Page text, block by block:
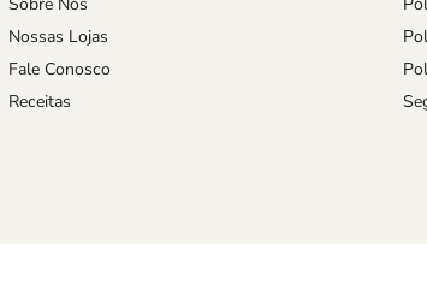
Nossas Lojas
Fale Conosco
Receitas